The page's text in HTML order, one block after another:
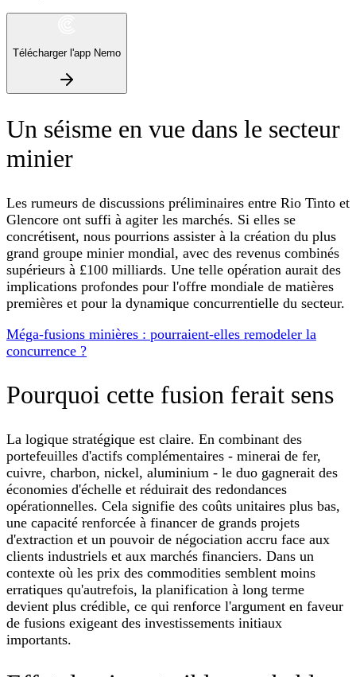
Télécharger l'app Nemo
Un séisme en vue dans le secteur
minier
Les rumeurs de discussions préliminaires entre Rio Tinto et
Glencore ont suffi à agiter les marchés. Si elles se
concrétisent, nous pourrions assister à la création du plus
grand groupe minier mondial, avec des revenus combinés
supérieurs à £100 milliards. Une telle opération aurait des
implications profondes pour l'offre mondiale de matières
premières et pour la dynamique concurrentielle du secteur.
Méga-fusions minières : pourraient-elles remodeler la
concurrence ?
Pourquoi cette fusion ferait sens
La logique stratégique est claire. En combinant des
portefeuilles d'actifs complémentaires - minerai de fer,
cuivre, charbon, nickel, aluminium - le duo gagnerait des
économies d'échelle et réduirait des redondances
opérationnelles. Cela signifie des coûts unitaires plus bas,
une capacité renforcée à financer de grands projets
d'extraction et un pouvoir de négociation accru face aux
clients industriels et aux marchés financiers. Dans un
contexte où les prix des commodities semblent moins
erratiques qu'autrefois, la planification à long terme
devient plus crédible, ce qui renforce l'argument en faveur
de fusions exigeant des investissements initiaux
importants.